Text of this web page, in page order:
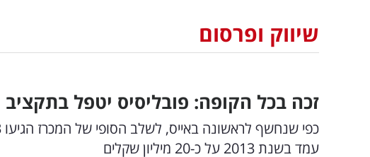
שיווק ופרסום
זכה בכל הקופה: פובליסיס יטפל
עמד בשנת 2013 על כ-20 מיליון שקלים